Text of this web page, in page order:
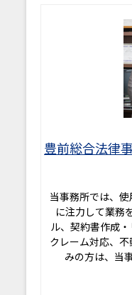
豊前総合法
当事務所では、
に注力して業務
ル、契約書作成・
クレーム対応、
みの方は、当